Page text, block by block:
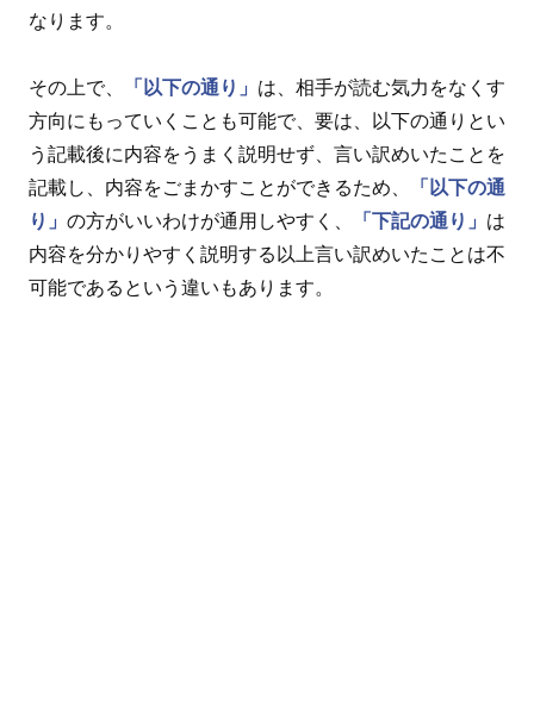
なります。
その上で、 「以下の通り」 は、相手が読む気力をなくす
方向にもっていくことも可能で、要は、以下の通りとい
う記載後に内容をうまく説明せず、言い訳めいたことを
記載し、内容をごまかすことができるため、
「以下の通
り」 の方がいいわけが通用しやすく、 「下記の通り」 は
内容を分かりやすく説明する以上言い訳めいたことは不
可能であるという違いもあります。